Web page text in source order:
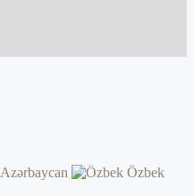
Azərbaycan
Özbek